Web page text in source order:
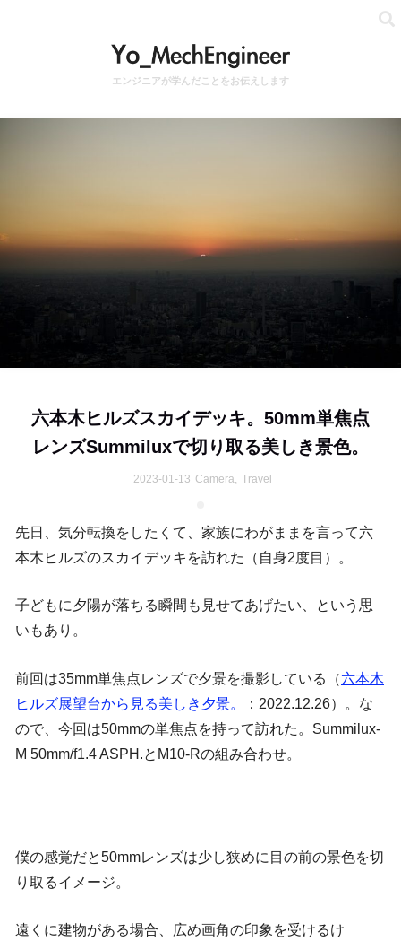
エンジニアが学んだことをお伝えします
六本木ヒルズスカイデッキ。50mm単焦点
レンズSummiluxで切り取る美しき景色。
2023-01-13 Camera Travel
先日、気分転換をしたくて、家族にわがままを言って六
本木ヒルズのスカイデッキを訪れた（自身2度目）。
子どもに夕陽が落ちる瞬間も見せてあげたい、という思
いもあり。
前回は35mm単焦点レンズで夕景を撮影している（六本木
ヒルズ展望台から見る美しき夕景。
：2022.12.26）。な
ので、今回は50mmの単焦点を持って訪れた。Summilux-
M 50mm/f1.4 ASPH.とM10-Rの組み合わせ。
僕の感覚だと50mmレンズは少し狭めに目の前の景色を切
り取るイメージ。
遠くに建物がある場合、広め画角の印象を受けるけ